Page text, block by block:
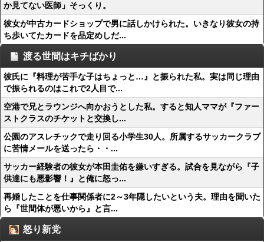
か見てない医師」そっくり。
彼女が中古カードショップで男に話しかけられた。いきなり彼女の持
ち歩いてたカードを品定めしだ...
渡る世間はキチばかり
彼氏に『料理が苦手な子はちょっと…』と振られた私。実は同じ理由
で振られるのはこれで2人目で...
空港で兄とラウンジへ向かおうとした私。すると知人ママが『ファー
ストクラスのチケットと交換し...
公園のアスレチックで走り回る小学生30人。所属するサッカークラブ
に苦情メールを送ったら・・...
サッカー経験者の彼女が本田圭佑を嫌いすぎる。試合を見ながら『子
供達にも悪影響！』と俺に怒っ...
再婚したことを仕事関係者に2～3年隠したいという夫。理由を聞いた
ら『世間体が悪いから』と言...
怒り新党